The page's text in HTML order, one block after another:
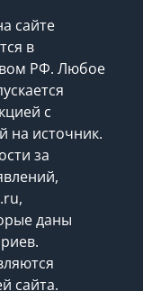
сайте
в
РФ. Любое
с
на источник.
за
даны
сайта.